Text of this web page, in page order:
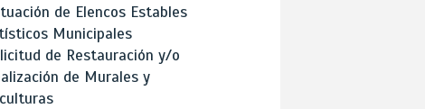
de Elencos Estables
Municipales
de Restauración y/o
de Murales y